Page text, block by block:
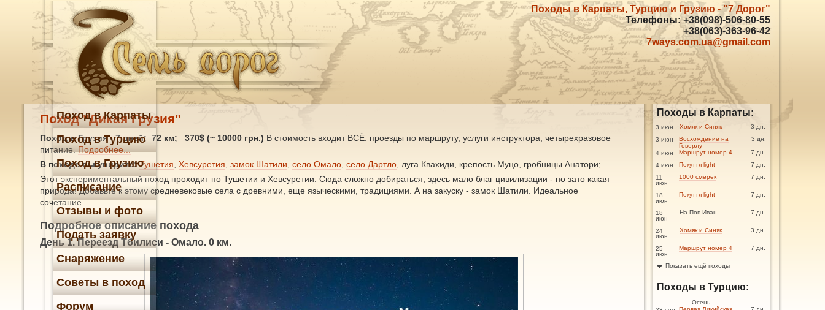
Походы в Карпаты, Турцию и Грузию - "7 Дорог"
Телефоны: +38(098)-506-80-55
+38(063)-363-96-42
7ways.com.ua@gmail.com
Поход "Дикая Грузия"
Поход в Грузия- 7 дней; 72 км; 370$ (~ 10000 грн.) В стоимость входит ВСЁ: проезды по маршруту, услуги инструктора, четырехразовое
питание. Подробнее...
В походе вы увидите: Тушетия Хевсуретия замок Шатили село Омало село Дартло , луга Квахиди, крепость Муцо, гробницы Анатори;
Этот экспериментальный поход проходит по Тушетии и Хевсуретии. Сюда сложно добираться, здесь мало благ цивилизации - но зато какая
природа! Добавьте к этому средневековые села с древними, еще языческими, традициями. А на закуску - замок Шатили. Идеальное
сочетание.
Подробное описание похода
День 1. Переезд Тбилиси - Омало. 0 км.
Поход в Карпаты
Поход в Турцию
Поход в Грузию
Расписание
Отзывы и фото
Подать заявку
Снаряжение
Советы в поход
Форум
Походы в Карпаты:
3 июн Хомяк и Синяк
3 дн.
3 июн
Восхождение на
Говерлу
3 дн.
4 июн Маршрут номер 4
7 дн.
4 июн
Покуття-light
7 дн.
11
июн
1000 смерек 7 дн.
18
июн
Покуття-light 7 дн.
18
июн
На Поп-Иван 7 дн.
24
июн
Хомяк и Синяк 3 дн.
25
июн
Маршрут номер 4 7 дн.
Показать ещё походы
Походы в Турцию:
------------------ Осень -----------------